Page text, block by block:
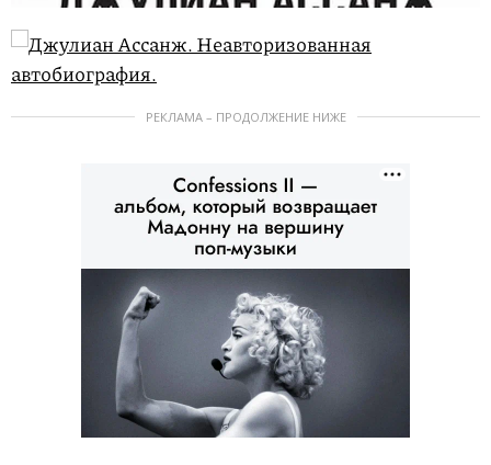
РЕКЛАМА – ПРОДОЛЖЕНИЕ НИЖЕ